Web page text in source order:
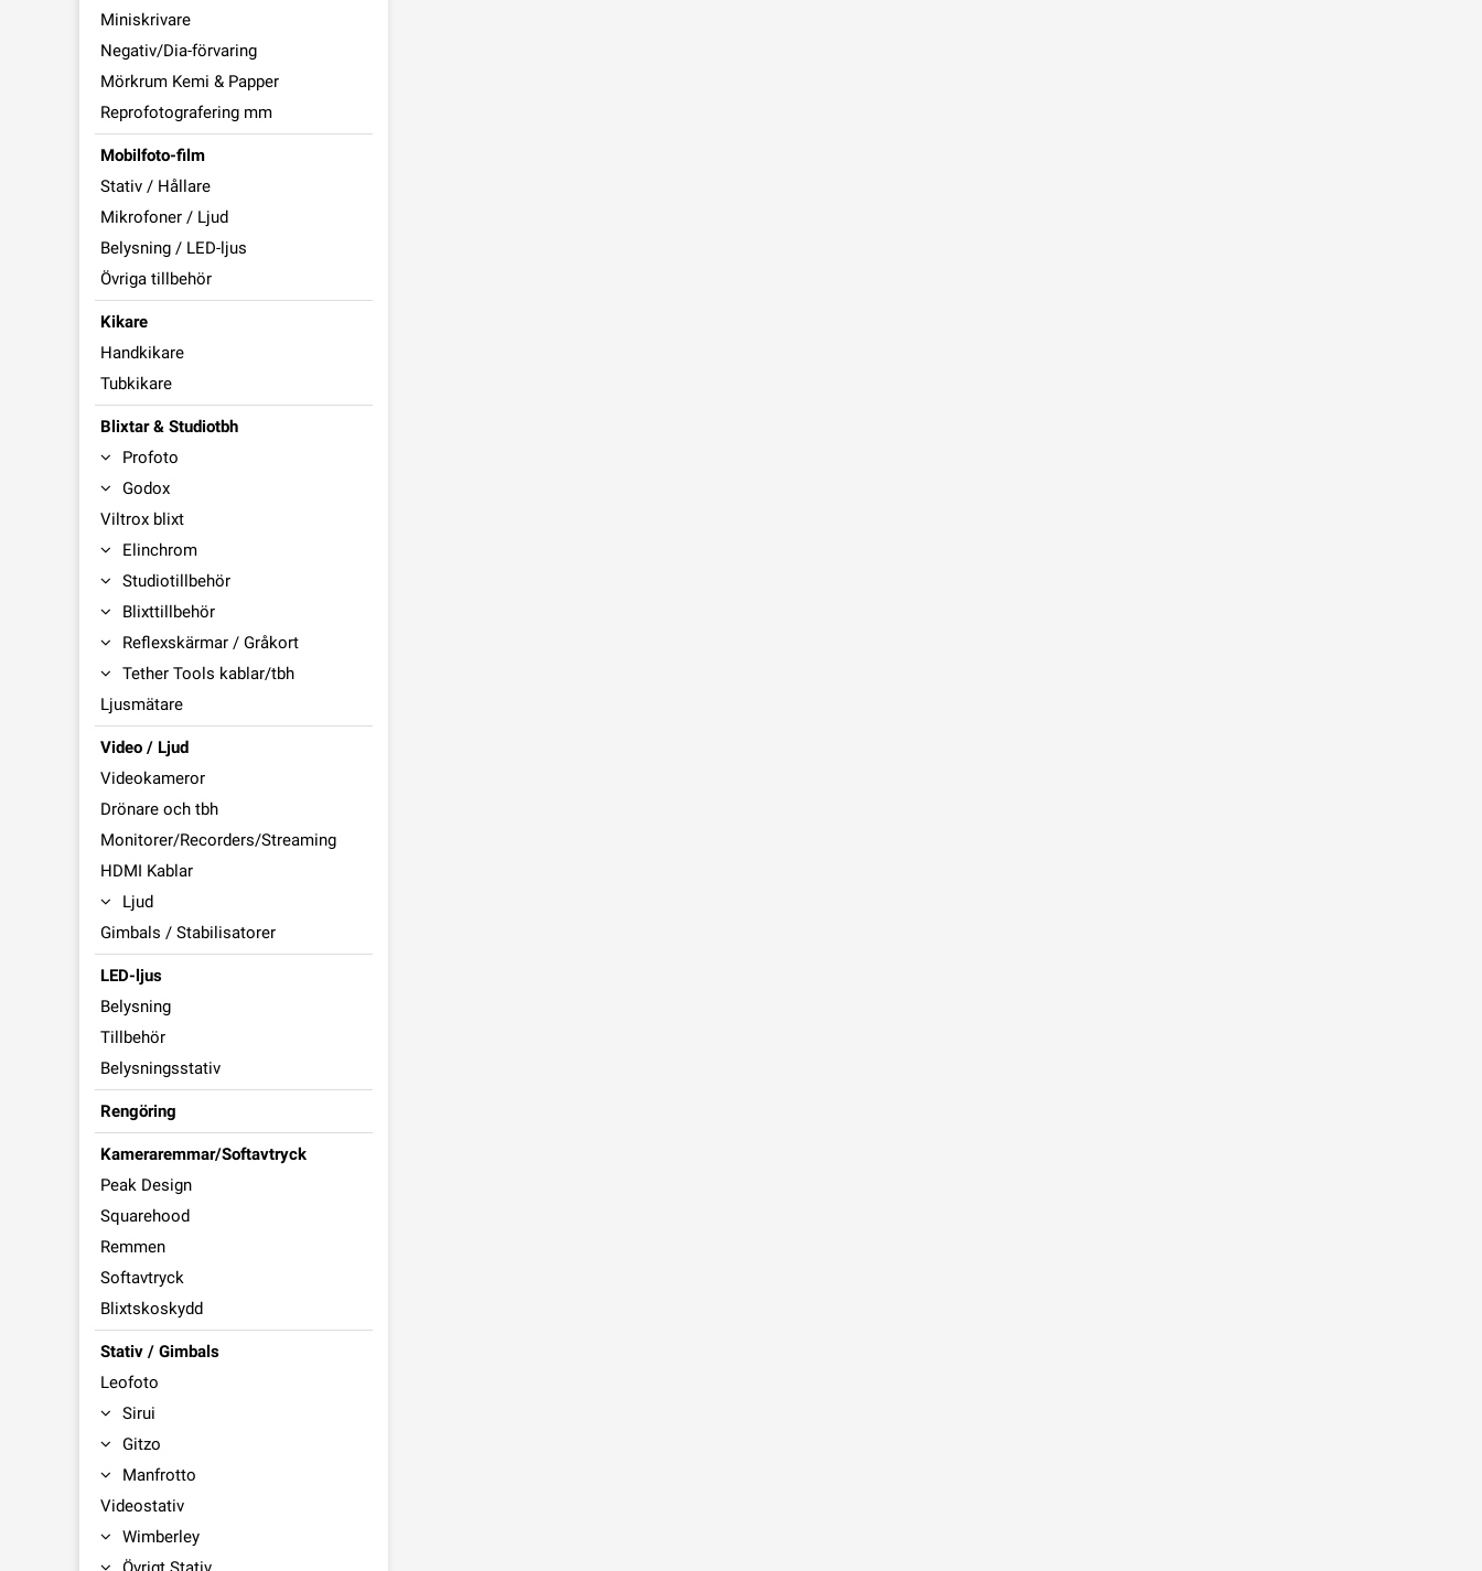
Miniskrivare
Negativ/Dia-förvaring
Mörkrum Kemi & Papper
Reprofotografering mm
Mobilfoto-film
Stativ / Hållare
Mikrofoner / Ljud
Belysning / LED-ljus
Övriga tillbehör
Kikare
Handkikare
Tubkikare
Blixtar & Studiotbh
Profoto
Godox
Viltrox blixt
Elinchrom
Studiotillbehör
Blixttillbehör
Reflexskärmar / Gråkort
Tether Tools kablar/tbh
Ljusmätare
Video / Ljud
Videokameror
Drönare och tbh
Monitorer/Recorders/Streaming
HDMI Kablar
Ljud
Gimbals / Stabilisatorer
LED-ljus
Belysning
Tillbehör
Belysningsstativ
Rengöring
Kameraremmar/Softavtryck
Peak Design
Squarehood
Remmen
Softavtryck
Blixtskoskydd
Stativ / Gimbals
Leofoto
Sirui
Gitzo
Manfrotto
Videostativ
Wimberley